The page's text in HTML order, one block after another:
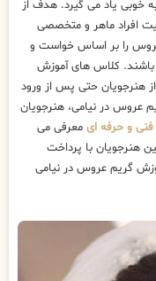
خوبی یاد می گیرد. هدف از
افراد ماهر و متخصصی
عروس را بر اساس خواست و
کلاس های آموزش
هنرجویان حتی پس از ورود
عروس در نیامی، هنرجویان
فنی و حرفه ای معرفی می
هنرجویان با پرداخت
گریم عروس در نیامی